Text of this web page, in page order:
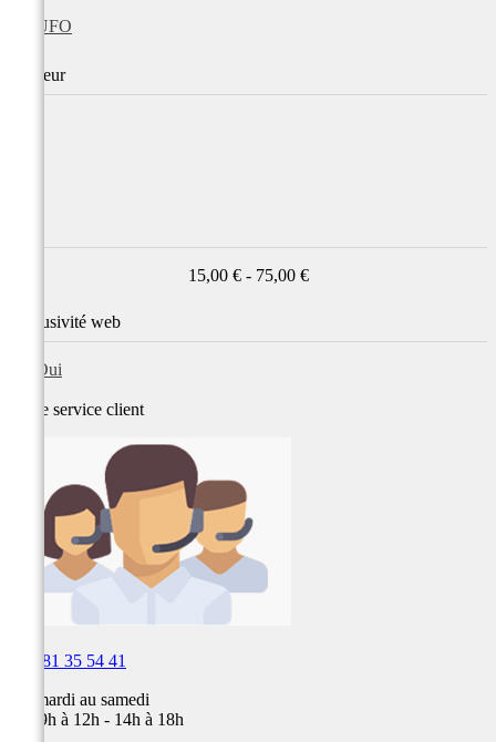
UFO
Couleur
15,00 € - 75,00 €
Exclusivité web
Oui
Notre service client
03 81 35 54 41
Du mardi au samedi
de 09h à 12h - 14h à 18h